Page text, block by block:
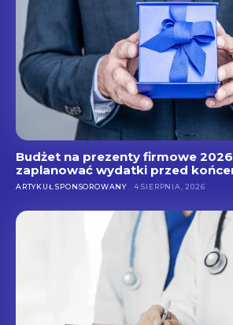
Budżet na prezenty firmowe
zaplanować wydatki przed
ARTYKUŁ SPONSOROWANY 4 SIERPNIA, 2026